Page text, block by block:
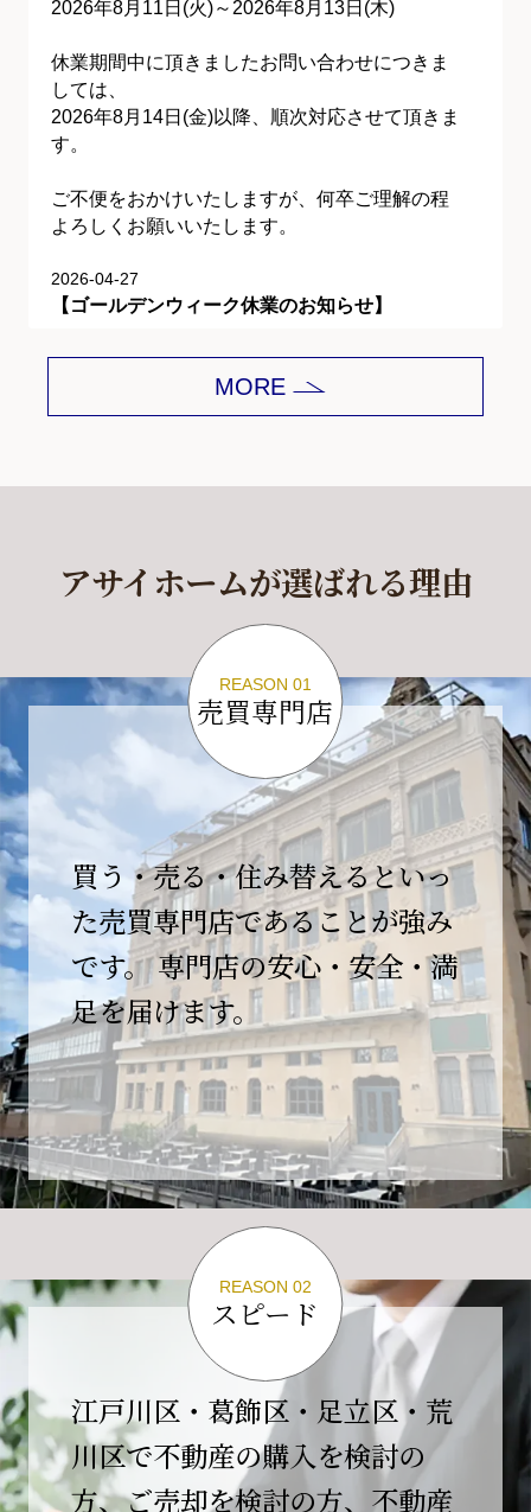
2026年8月11日(火)～2026年8月13日(木)
休業期間中に頂きましたお問い合わせにつきま
しては、
2026年8月14日(金)以降、順次対応させて頂きま
す。
ご不便をおかけいたしますが、何卒ご理解の程
よろしくお願いいたします。
2026-04-27
【ゴールデンウィーク休業のお知らせ】
平素は格別のご愛顧を賜り、誠にありがとうご
下記期間をゴールデンウィーク休業とさせて頂
休業期間中に頂きましたお問い合わせにつきま
2026年5月7日(木)以降、順次対応させて頂きま
ご不便をおかけいたしますが、何卒ご理解の程
よろしくお願いいたします。
2026-04-17
【臨時休業のお知らせ】
平素より格別のご愛顧を賜り、誠にありがとう
ございます。
誠に勝手ながら、弊社開業10周年イベント開催
の為、
４月２６日(日)は臨時休業とさせていただきま
す。
これもひとえに皆様のご支援の賜物と、心より感謝申し上
げます。
ご不便をおかけしますが、何卒よろしくお願い
いたします。
翌日より通常営業いたします。
【開業10周年のご挨拶】
平素より格別のご高配を賜り、誠にありがとう
ございます。
おかげさまで当社は、2026年2月1日をもちまし
て開業10周年を迎えることができました。
MORE
アサイホームが選ばれる理由
REASON 01
売買専門店
買う・売る・住み替えるといっ
た売買専門店であることが強み
です。 専門店の安心・安全・満
足を届けます。
REASON 02
スピード
江戸川区・葛飾区・足立区・荒
川区で不動産の購入を検討の
方、ご売却を検討の方、不動産